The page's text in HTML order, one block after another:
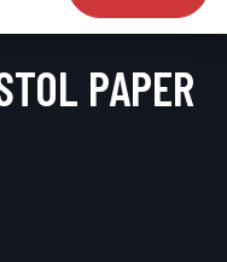
PAPER